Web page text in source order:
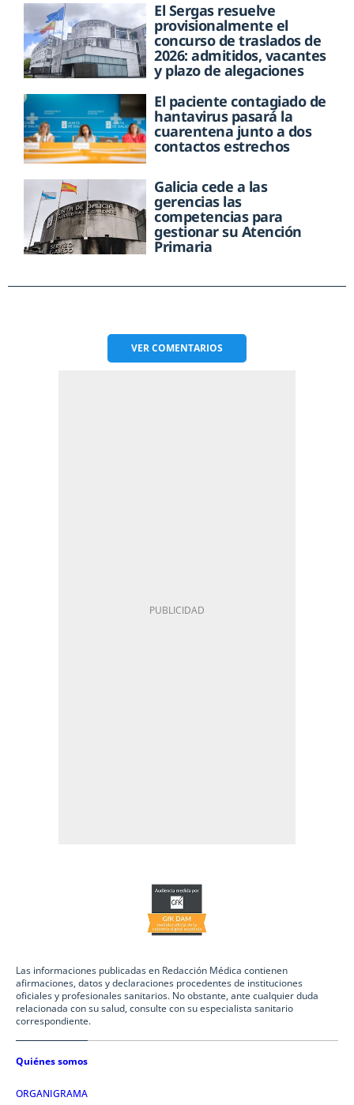
El Sergas resuelve
provisionalmente el
concurso de traslados de
2026: admitidos, vacantes
y plazo de alegaciones
El paciente contagiado de
hantavirus pasará la
cuarentena junto a dos
contactos estrechos
Galicia cede a las
gerencias las
competencias para
gestionar su Atención
Primaria
VERCOMENTARIOS
Las informaciones publicadas en Redacción Médica contienen
afirmaciones, datos y declaraciones procedentes de instituciones
oficiales y profesionales sanitarios. No obstante, ante cualquier duda
relacionada con su salud, consulte con su especialista sanitario
correspondiente.
Quiénes somos
ORGANIGRAMA